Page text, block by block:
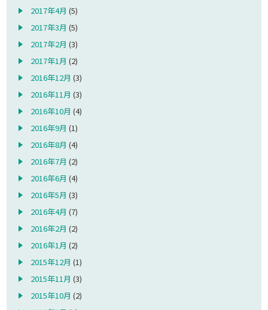
2017年4月 (5)
2017年3月 (5)
2017年2月 (3)
2017年1月 (2)
2016年12月 (3)
2016年11月 (3)
2016年10月 (4)
2016年9月 (1)
2016年8月 (4)
2016年7月 (2)
2016年6月 (4)
2016年5月 (3)
2016年4月 (7)
2016年2月 (2)
2016年1月 (2)
2015年12月 (1)
2015年11月 (3)
2015年10月 (2)